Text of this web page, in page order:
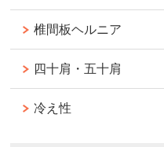
椎間板ヘルニア
四十肩・五十肩
冷え性